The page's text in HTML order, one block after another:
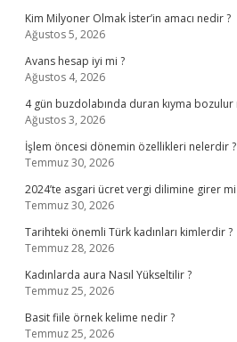
Kim Milyoner Olmak İster’in amacı nedir ?
Ağustos 5, 2026
Avans hesap iyi mi ?
Ağustos 4, 2026
4 gün buzdolabında duran kıyma bozulur
Ağustos 3, 2026
İşlem öncesi dönemin özellikleri nelerdir ?
Temmuz 30, 2026
2024’te asgari ücret vergi dilimine girer mi
Temmuz 30, 2026
Tarihteki önemli Türk kadınları kimlerdir ?
Temmuz 28, 2026
Kadınlarda aura Nasıl Yükseltilir ?
Temmuz 25, 2026
Basit fiile örnek kelime nedir ?
Temmuz 25, 2026